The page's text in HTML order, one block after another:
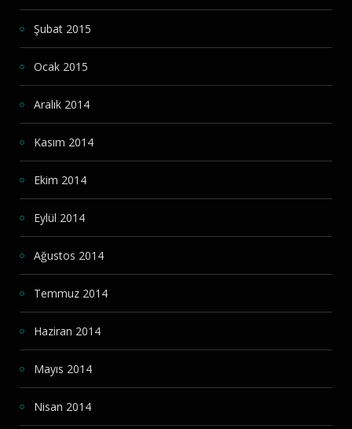
Şubat 2015
Ocak 2015
Aralık 2014
Kasım 2014
Ekim 2014
Eylül 2014
Ağustos 2014
Temmuz 2014
Haziran 2014
Mayıs 2014
Nisan 2014